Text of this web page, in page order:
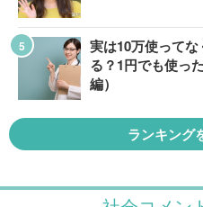
実は10万使って
る？1円でも使っ
編）
ランキング